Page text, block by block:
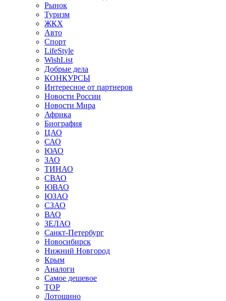
Рынок
Туризм
ЖКХ
Авто
Спорт
LifeStyle
WishList
Добрые дела
КОНКУРСЫ
Интересное от партнеров
Новости России
Новости Мира
Африка
Биография
ЦАО
САО
ЮАО
ЗАО
ТИНАО
СВАО
ЮВАО
ЮЗАО
СЗАО
ВАО
ЗЕЛАО
Санкт-Петербург
Новосибирск
Нижний Новгород
Крым
Аналоги
Самое дешевое
TOP
Лотошино